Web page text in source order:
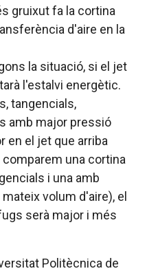
gruixut fa la cortina
d'aire en la
la situació, si el jet
l'estalvi energètic.
tangencials,
amb major pressió
en el jet que arriba
una cortina
i una amb
volum d'aire), el
serà major i més
Politècnica de